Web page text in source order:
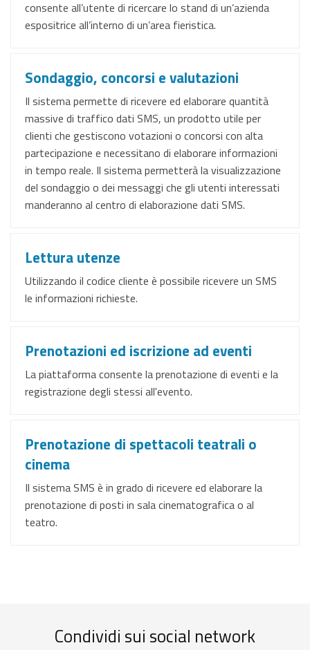
consente all’utente di ricercare lo stand di un’azienda
espositrice all’interno di un’area fieristica.
Sondaggio, concorsi e valutazioni
Il sistema permette di ricevere ed elaborare quantità
massive di traffico dati SMS, un prodotto utile per
clienti che gestiscono votazioni o concorsi con alta
partecipazione e necessitano di elaborare informazioni
in tempo reale. Il sistema permetterà la visualizzazione
del sondaggio o dei messaggi che gli utenti interessati
manderanno al centro di elaborazione dati SMS.
Lettura utenze
Utilizzando il codice cliente è possibile ricevere un SMS
le informazioni richieste.
Prenotazioni ed iscrizione ad eventi
La piattaforma consente la prenotazione di eventi e la
registrazione degli stessi all'evento.
Prenotazione di spettacoli teatrali o
cinema
Il sistema SMS è in grado di ricevere ed elaborare la
prenotazione di posti in sala cinematografica o al
teatro.
Condividi sui social network